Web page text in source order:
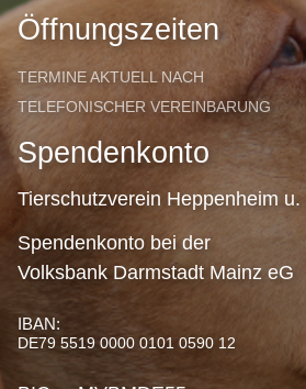
Öffnungszeiten
TERMINE AKTUELL NACH
TELEFONISCHER VEREINBARUNG
Spendenkonto
Tierschutzverein Heppenheim u.
Spendenkonto bei der
Volksbank Darmstadt Mainz eG
IBAN:
DE79 5519 0000 0101 0590 12